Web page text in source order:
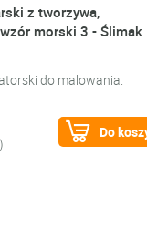
z tworzywa,
morski 3 - Ślimak
do malowania.
Do